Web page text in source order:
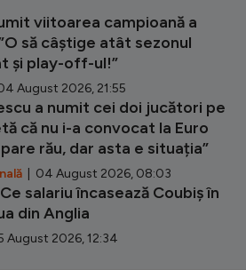
viitoarea campioană a
să câștige atât sezonul
și play-off-ul!”
August 2026, 21:55
a numit cei doi jucători pe
că nu i-a convocat la Euro
rău, dar asta e situația”
| 04 August 2026, 08:03
salariu încasează Coubiș în
din Anglia
August 2026, 12:34